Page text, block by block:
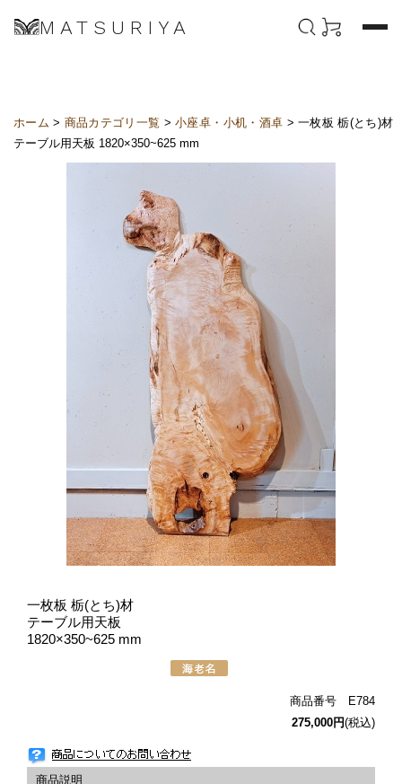
MATSURIYA
ホーム > 商品カテゴリ一覧 >小座卓・小机・酒卓 > 一枚板 栃(とち)材
テーブル用天板 1820×350~625 mm
一枚板 栃(とち)材
テーブル用天板
1820×350~625 mm
商品番号 E784
275,000円(税込)